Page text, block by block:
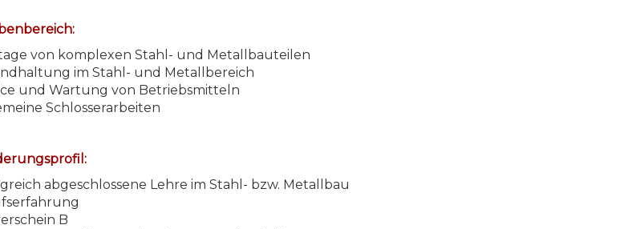
von komplexen Stahl- und Metallbauteilen
im Stahl- und Metallbereich
und Wartung von Betriebsmitteln
Schlosserarbeiten
abgeschlossene Lehre im Stahl- bzw. Metallbau
B